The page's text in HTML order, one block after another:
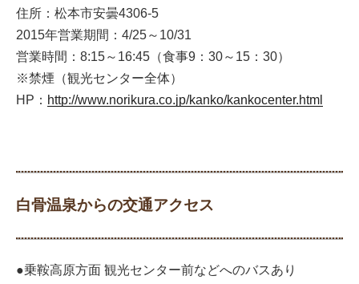
住所：松本市安曇4306-5
2015年営業期間：4/25～10/31
営業時間：8:15～16:45（食事9：30～15：30）
※禁煙（観光センター全体）
HP： http://www.norikura.co.jp/kanko/kankocenter.html
白骨温泉からの交通アクセス
●乗鞍高原方面 観光センター前などへのバスあり